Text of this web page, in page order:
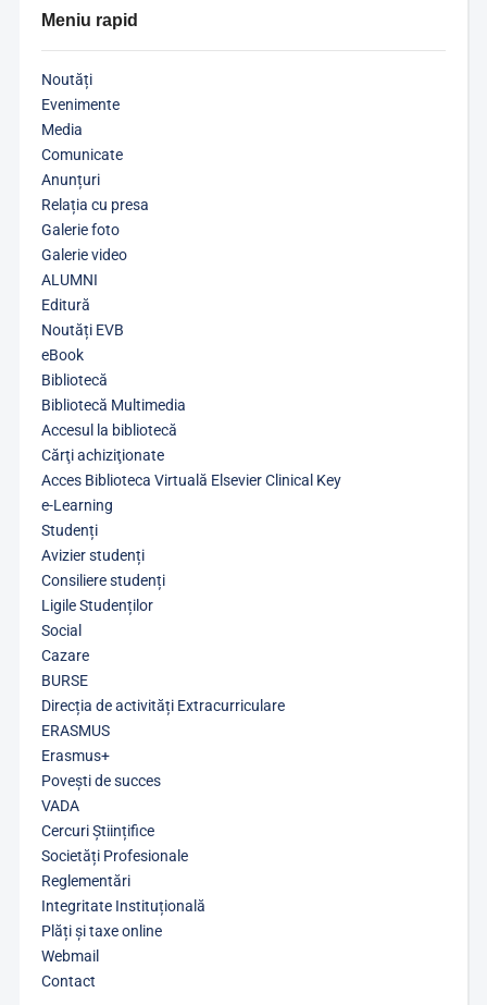
Meniu rapid
Noutăți
Evenimente
Media
Comunicate
Anunțuri
Relația cu presa
Galerie foto
Galerie video
ALUMNI
Editură
Noutăți EVB
eBook
Bibliotecă
Bibliotecă Multimedia
Accesul la bibliotecă
Cărţi achiziţionate
Acces Biblioteca Virtuală Elsevier Clinical Key
e-Learning
Studenți
Avizier studenți
Consiliere studenți
Ligile Studenților
Social
Cazare
BURSE
Direcția de activități Extracurriculare
ERASMUS
Erasmus+
Povești de succes
VADA
Cercuri Științifice
Societăți Profesionale
Reglementări
Integritate Instituțională
Plăți și taxe online
Webmail
Contact